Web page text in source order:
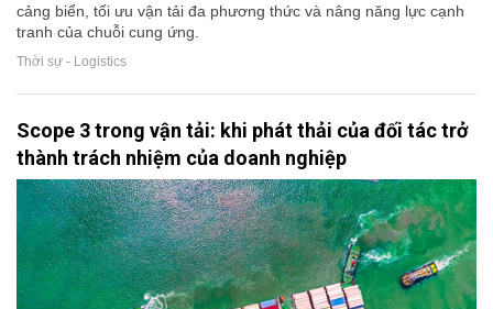
cảng biển, tối ưu vận tải đa phương thức và nâng năng lực cạnh
tranh của chuỗi cung ứng.
Thời sự - Logistics
Scope 3 trong vận tải: khi phát thải của đối tác trở
thành trách nhiệm của doanh nghiệp